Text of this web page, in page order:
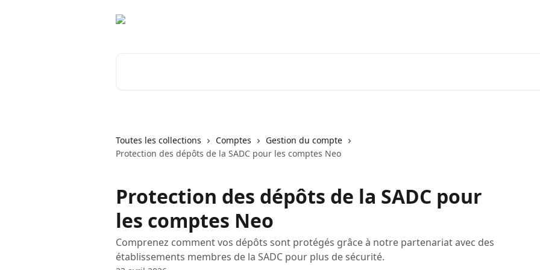
Toutes les collections Comptes
Gestion du compte
Protection des dépôts de la SADC pour les comptes Neo
Protection des dépôts de la SADC pour
les comptes Neo
Comprenez comment vos dépôts sont protégés grâce à notre partenariat avec des
établissements membres de la SADC pour plus de sécurité.